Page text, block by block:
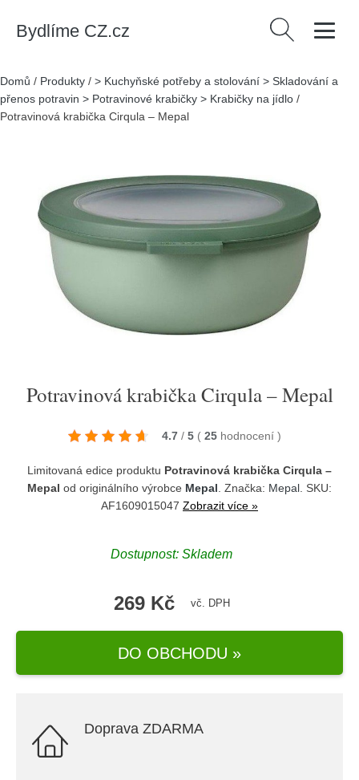
Bydlíme CZ.cz Vyhledávání
Domů / Produkty / > Kuchyňské potřeby a stolování > Skladování a
přenos potravin > Potravinové krabičky > Krabičky na jídlo /
Potravinová krabička Cirqula – Mepal
Potravinová krabička Cirqula – Mepal
4.7 / 5 ( 25 hodnocení )
Limitovaná edice produktu Potravinová krabička Cirqula –
Mepal od originálního výrobce Mepal . Značka: Mepal . SKU:
AF1609015047 Zobrazit více »
Dostupnost: Skladem
269 Kč vč. DPH
DO OBCHODU »
Doprava ZDARMA